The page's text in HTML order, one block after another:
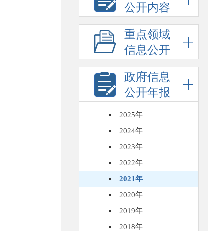
公开内容
重点领域
信息公开
政府信息
公开年报
2025年
2024年
2023年
2022年
2021年
2020年
2019年
2018年